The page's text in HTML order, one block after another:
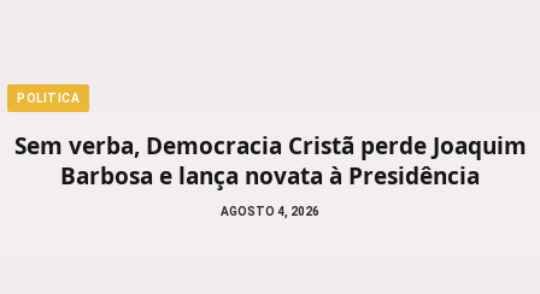
POLITICA
Sem verba, Democracia Cristã perde Joaquim
Barbosa e lança novata à Presidência
AGOSTO 4, 2026